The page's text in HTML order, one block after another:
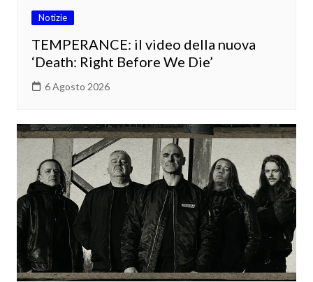
Notizie
TEMPERANCE: il video della nuova
‘Death: Right Before We Die’
6 Agosto 2026